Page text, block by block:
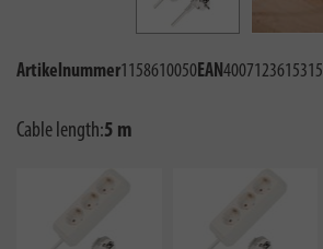
Artikelnummer1158610050EAN4007123615315
Cable length:5 m